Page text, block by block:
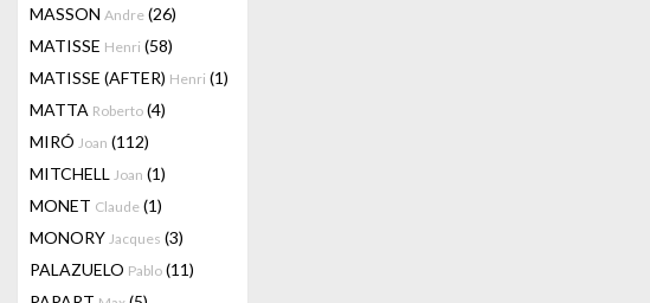
MASSON Andre (26)
MATISSE Henri (58)
MATISSE (AFTER) Henri (1)
MATTA Roberto (4)
MIRÓ Joan (112)
MITCHELL Joan (1)
MONET Claude (1)
MONORY Jacques (3)
PALAZUELO Pablo (11)